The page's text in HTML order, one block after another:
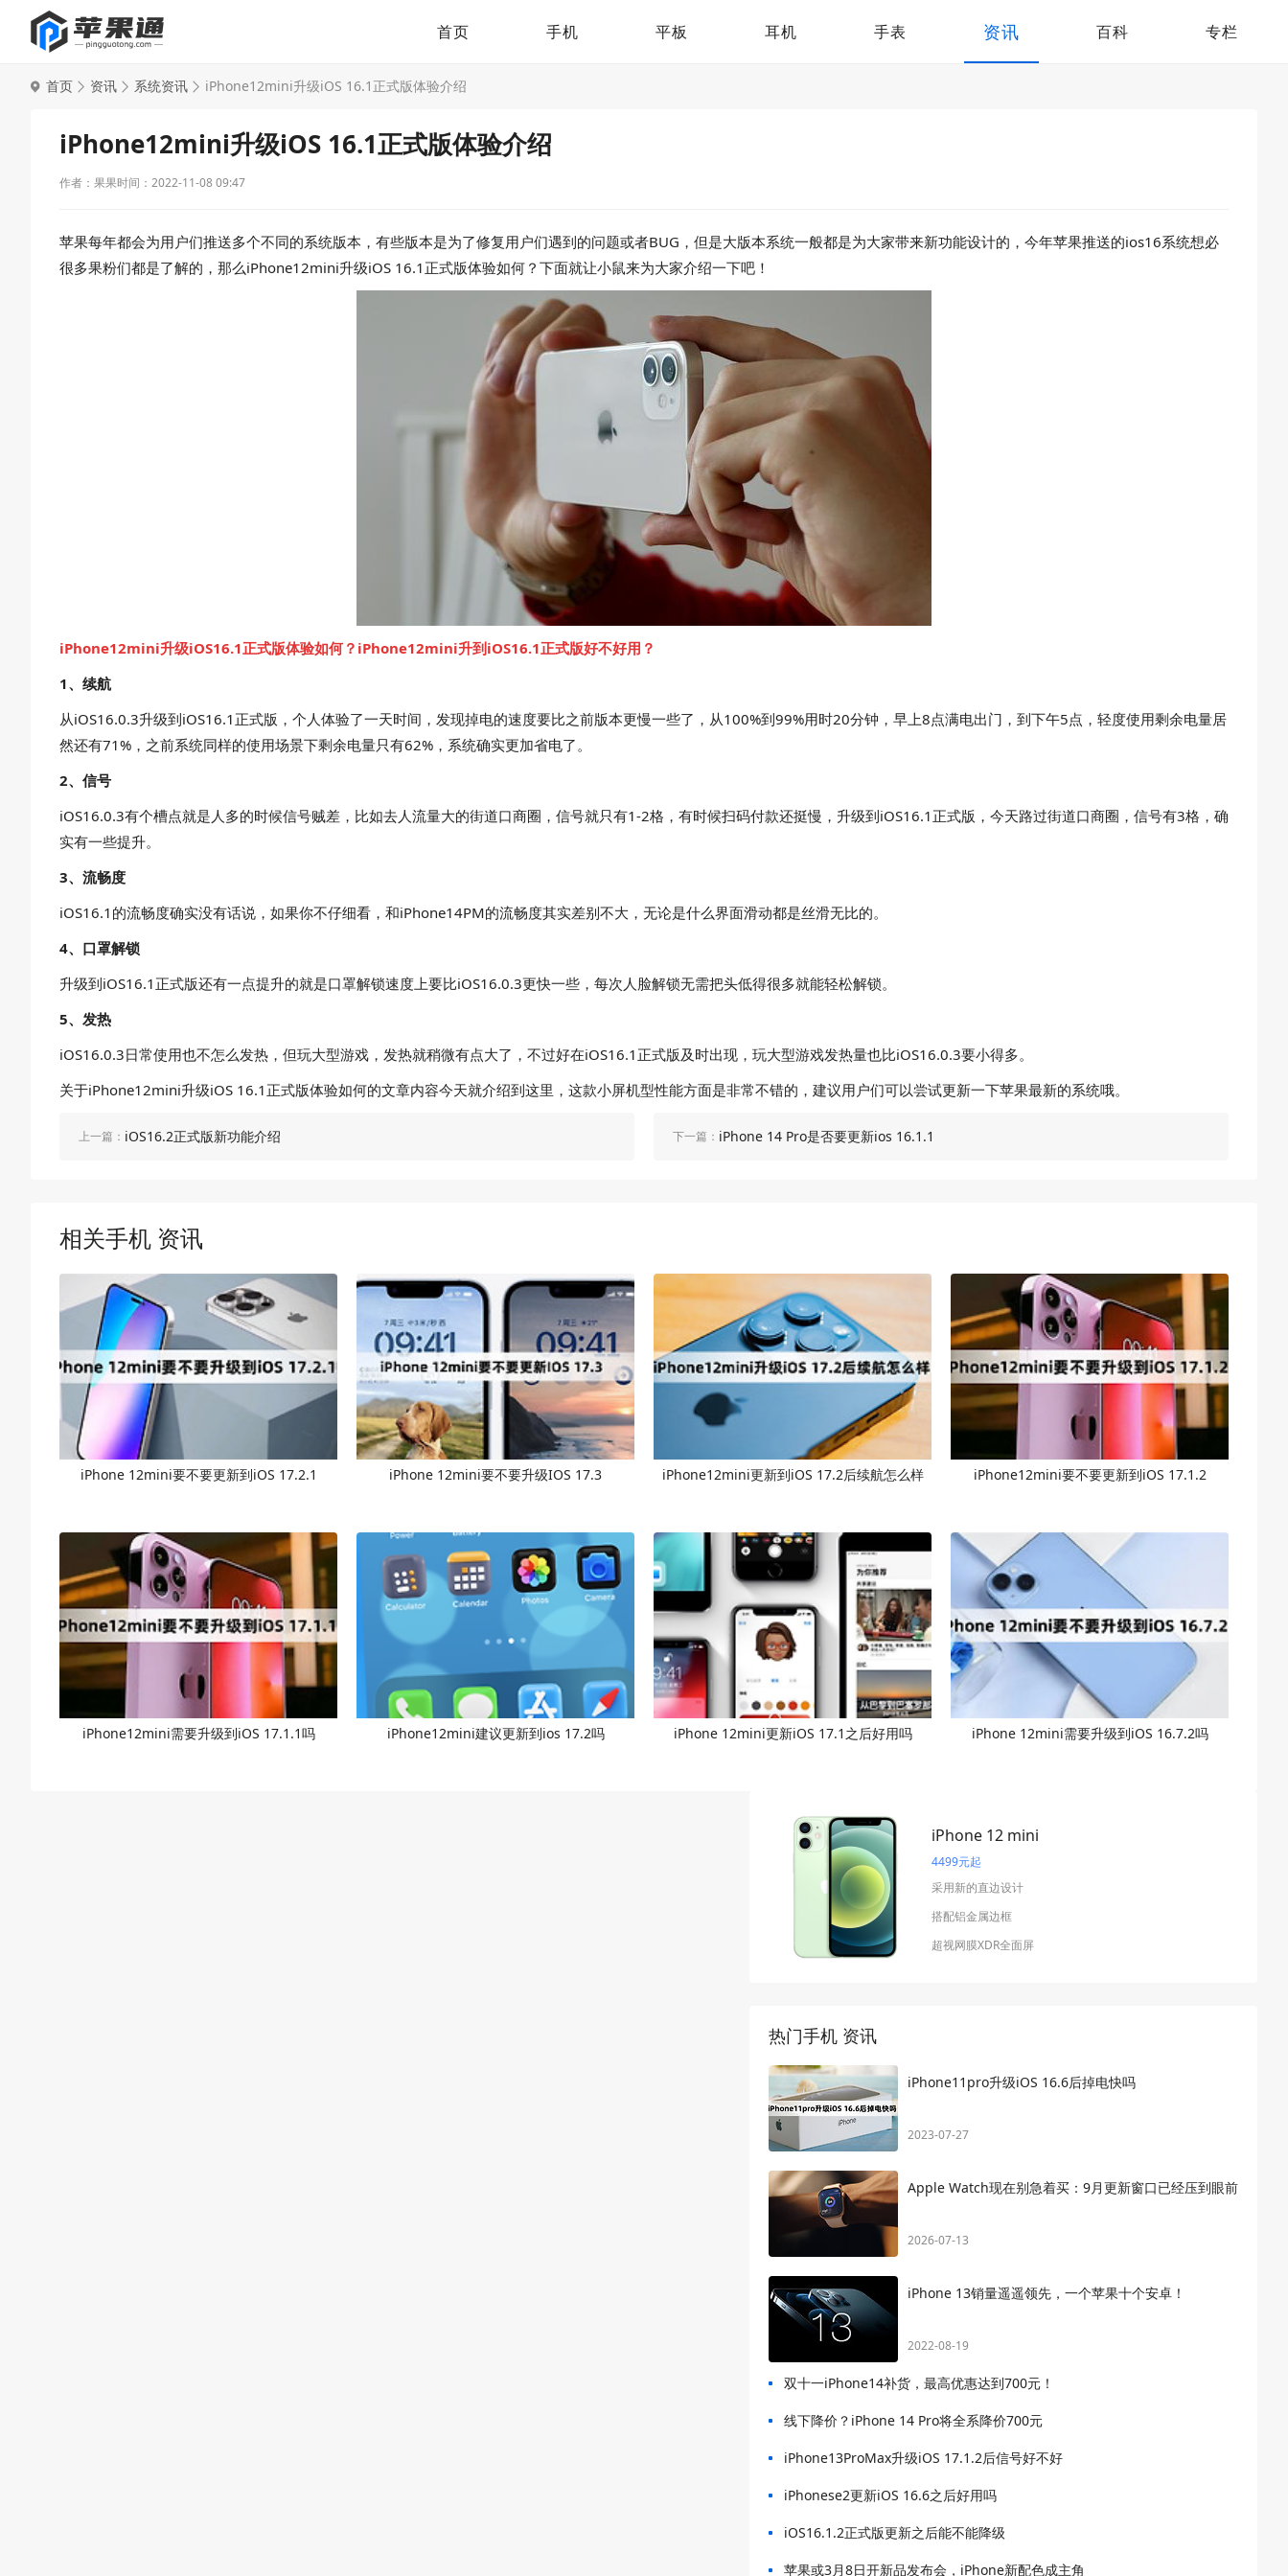
首页 手机 平板 耳机 手表 资讯 百科 专栏
首页 资讯 系统资讯 iPhone12mini升级iOS 16.1正式版体验介绍
iPhone12mini升级iOS 16.1正式版体验介绍
作者：果果时间：2022-11-08 09:47
苹果每年都会为用户们推送多个不同的系统版本，有些版本是为了修复用户们遇到的问题或者BUG，但是大版本系统一般都是为大家带来新功能设计的，今年苹果推送的ios16系统想必
很多果粉们都是了解的，那么iPhone12mini升级iOS 16.1正式版体验如何？下面就让小鼠来为大家介绍一下吧！
iPhone12mini升级iOS16.1正式版体验如何？iPhone12mini升到iOS16.1正式版好不好用？
1、续航
从iOS16.0.3升级到iOS16.1正式版，个人体验了一天时间，发现掉电的速度要比之前版本更慢一些了，从100%到99%用时20分钟，早上8点满电出门，到下午5点，轻度使用剩余电量居
然还有71%，之前系统同样的使用场景下剩余电量只有62%，系统确实更加省电了。
2、信号
iOS16.0.3有个槽点就是人多的时候信号贼差，比如去人流量大的街道口商圈，信号就只有1-2格，有时候扫码付款还挺慢，升级到iOS16.1正式版，今天路过街道口商圈，信号有3格，确
实有一些提升。
3、流畅度
iOS16.1的流畅度确实没有话说，如果你不仔细看，和iPhone14PM的流畅度其实差别不大，无论是什么界面滑动都是丝滑无比的。
4、口罩解锁
升级到iOS16.1正式版还有一点提升的就是口罩解锁速度上要比iOS16.0.3更快一些，每次人脸解锁无需把头低得很多就能轻松解锁。
5、发热
iOS16.0.3日常使用也不怎么发热，但玩大型游戏，发热就稍微有点大了，不过好在iOS16.1正式版及时出现，玩大型游戏发热量也比iOS16.0.3要小得多。
关于iPhone12mini升级iOS 16.1正式版体验如何的文章内容今天就介绍到这里，这款小屏机型性能方面是非常不错的，建议用户们可以尝试更新一下苹果最新的系统哦。
上一篇： iOS16.2正式版新功能介绍 下一篇： iPhone 14 Pro是否要更新ios 16.1.1
相关手机 资讯
iPhone 12mini要不要更新到iOS 17.2.1 iPhone 12mini要不要升级IOS 17.3 iPhone12mini更新到iOS 17.2后续航怎么样 iPhone12mini要不要更新到iOS 17.1.2
iPhone12mini需要升级到iOS 17.1.1吗 iPhone12mini建议更新到ios 17.2吗 iPhone 12mini更新iOS 17.1之后好用吗 iPhone 12mini需要升级到iOS 16.7.2吗
iPhone 12 mini
4499元起
采用新的直边设计
搭配铝金属边框
超视网膜XDR全面屏
热门手机 资讯
iPhone11pro升级iOS 16.6后掉电快吗
2023-07-27
Apple Watch现在别急着买：9月更新窗口已经压到眼前
2026-07-13
iPhone 13销量遥遥领先，一个苹果十个安卓！
2022-08-19
双十一iPhone14补货，最高优惠达到700元！
线下降价？iPhone 14 Pro将全系降价700元
iPhone13ProMax升级iOS 17.1.2后信号好不好
iPhonese2更新iOS 16.6之后好用吗
iOS16.1.2正式版更新之后能不能降级
苹果或3月8日开新品发布会，iPhone新配色成主角